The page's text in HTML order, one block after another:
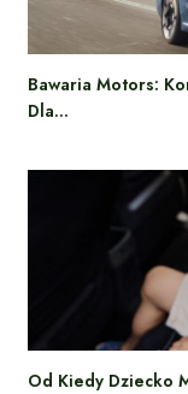
Bawaria Motors:
Dla…
Od Kiedy Dziecko